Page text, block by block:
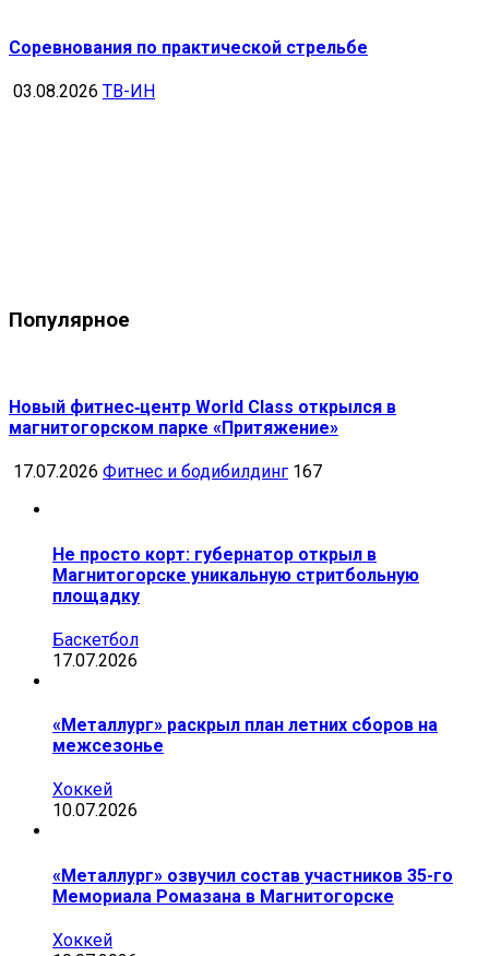
Соревнования по практической стрельбе
03.08.2026 ТВ-ИН
Популярное
Новый фитнес‑центр World Class открылся в
магнитогорском парке «Притяжение»
17.07.2026 Фитнес и бодибилдинг 167
Не просто корт: губернатор открыл в
Магнитогорске уникальную стритбольную
площадку
Баскетбол
17.07.2026
«Металлург» раскрыл план летних сборов на
межсезонье
Хоккей
10.07.2026
«Металлург» озвучил состав участников 35-го
Мемориала Ромазана в Магнитогорске
Хоккей